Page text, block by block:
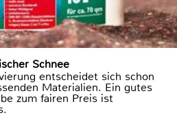
Schnee
entscheidet sich schon
Materialien. Ein gutes
zum fairen Preis ist